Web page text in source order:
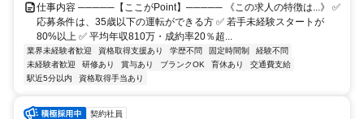
仕事内容 ─────【ここがPoint】───── 《この求人の特徴は...》 ✅
応募条件は、35歳以下の運転ができる方 ✅ 若手未経験スタートが
80%以上 ✅ 平均年収810万・成約率20％超...
業界未経験者歓迎 資格取得支援あり 学歴不問 固定時間制
経験不問
未経験者歓迎
研修あり 賞与あり ブランクOK 育休あり
交通費支給
駅近5分以内
資格取得手当あり
契約社員